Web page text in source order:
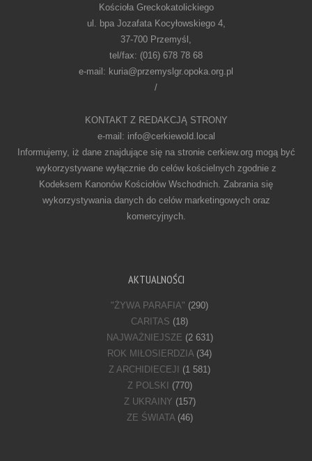
Kościoła Greckokatolickiego
ul. bpa Jozafata Kocyłowskiego 4,
37-700 Przemyśl,
tel/fax: (016) 678 78 68
e-mail: kuria@przemyslgr.opoka.org.pl
/
KONTAKT Z REDAKCJĄ STRONY
e-mail: info@cerkiewold.local
Informujemy, iż dane znajdujące się na stronie cerkiew.org mogą być
wykorzystywane wyłącznie do celów kościelnych zgodnie z
Kodeksem Kanonów Kościołów Wschodnich. Zabrania się
wykorzystywania danych do celów marketingowych oraz
komercyjnych.
AKTUALNOŚCI
"ŻYWA PARAFIA" (290)
CARITAS (18)
NAJWAŻNIEJSZE (2 631)
ROK MIŁOSIERDZIA(34)
Z ARCHIDIECEJI
(1 581)
Z POLSKI
(770)
Z UKRAINY (157)
ZE ŚWIATA(46)